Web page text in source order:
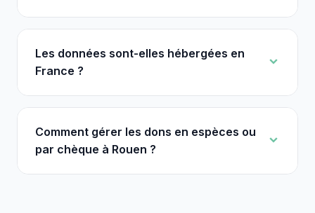
Les données sont-elles hébergées en
France ?
Comment gérer les dons en espèces ou
par chèque à Rouen ?